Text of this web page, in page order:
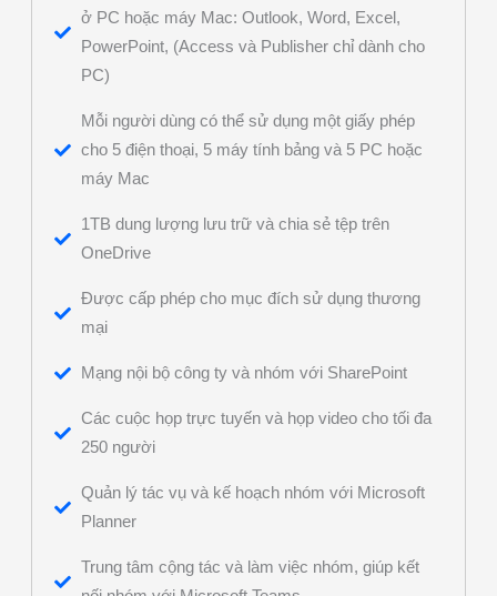
ở PC hoặc máy Mac: Outlook, Word, Excel,
PowerPoint, (Access và Publisher chỉ dành cho
PC)
Mỗi người dùng có thể sử dụng một giấy phép
cho 5 điện thoại, 5 máy tính bảng và 5 PC hoặc
máy Mac
1TB dung lượng lưu trữ và chia sẻ tệp trên
OneDrive
Được cấp phép cho mục đích sử dụng thương
mại
Mạng nội bộ công ty và nhóm với SharePoint
Các cuộc họp trực tuyến và họp video cho tối đa
250 người
Quản lý tác vụ và kế hoạch nhóm với Microsoft
Planner
Trung tâm cộng tác và làm việc nhóm, giúp kết